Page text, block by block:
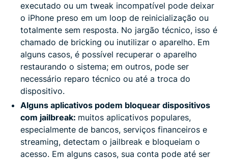
executado ou um tweak incompatível pode deixar
o iPhone preso em um loop de reinicialização ou
totalmente sem resposta. No jargão técnico, isso é
chamado de bricking ou inutilizar o aparelho. Em
alguns casos, é possível recuperar o aparelho
restaurando o sistema; em outros, pode ser
necessário reparo técnico ou até a troca do
dispositivo.
Alguns aplicativos podem bloquear dispositivos
com jailbreak: muitos aplicativos populares,
especialmente de bancos, serviços financeiros e
streaming, detectam o jailbreak e bloqueiam o
acesso. Em alguns casos, sua conta pode até ser